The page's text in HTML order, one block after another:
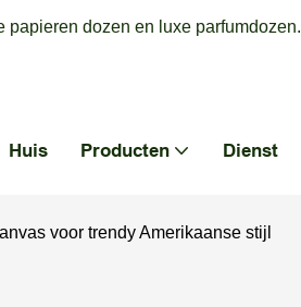
dozen en luxe parfumdozen.
Huis Producten Dienst
voor trendy Amerikaanse stijl